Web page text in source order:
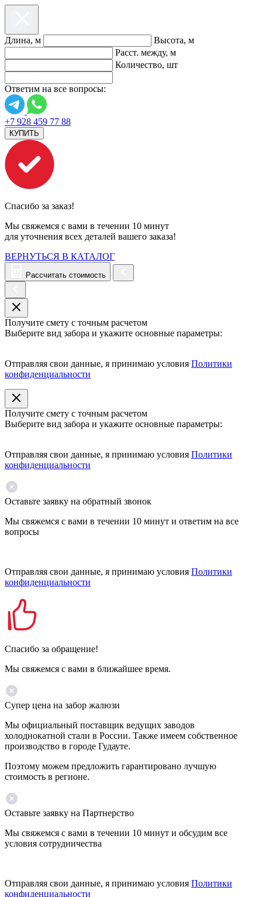
Длина, м
Высота, м
Расст. между, м
Количество, шт
Ответим на все вопросы:
+7 928 459 77 88
КУПИТЬ
Спасибо за заказ!
Мы свяжемся с вами в течении 10 минут
для уточнения всех деталей вашего заказа!
ВЕРНУТЬСЯ В КАТАЛОГ
Рассчитать стоимость
Получите смету с точным расчетом
Выберите вид забора и укажите основные параметры:
Отправляя свои данные, я принимаю условия Политики
конфиденциальности
Получите смету с точным расчетом
Выберите вид забора и укажите основные параметры:
Отправляя свои данные, я принимаю условия Политики
конфиденциальности
Оставьте заявку на обратный звонок
Мы свяжемся с вами в течении 10 минут и ответим на все
вопросы
Отправляя свои данные, я принимаю условия Политики
конфиденциальности
Спасибо за обращение!
Мы свяжемся с вами в ближайшее время.
Супер цена на забор жалюзи
Мы официальный поставщик ведущих заводов
холоднокатной стали в России. Также имеем собственное
производство в городе Гудауте.
Поэтому можем предложить гарантировано лучшую
стоимость в регионе.
Оставьте заявку на Партнерство
Мы свяжемся с вами в течении 10 минут и обсудим все
условия сотрудничества
Отправляя свои данные, я принимаю условия Политики
конфиденциальности